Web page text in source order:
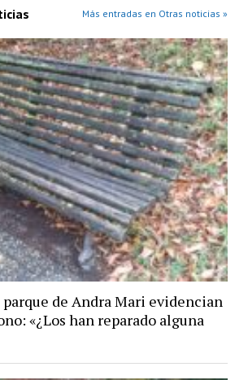
Más entradas en Otras noticias »
parque de Andra Mari evidencian
«¿Los han reparado alguna